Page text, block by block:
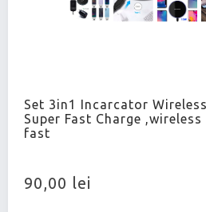
Set 3in1 Incarcator
Super Fast Charge
fast
90,00 lei